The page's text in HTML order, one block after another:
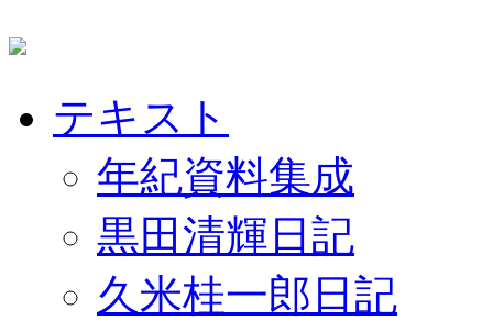
テキスト
年紀資料集成
黒田清輝日記
久米桂一郎日記